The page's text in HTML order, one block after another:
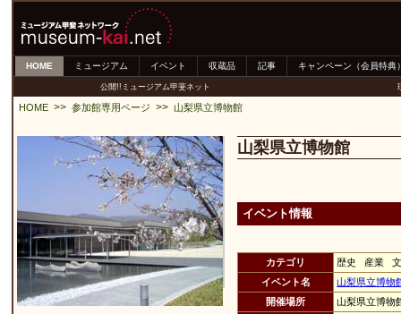
HOME ミュージアム イベント 収蔵品 記事 キャンペーン（会員特典
公開!!ミュージアム甲斐ネット
HOME >> 参加館専用ページ >> 山梨県立博物館
山梨県立博物館
イベント情報
カテゴリ
歴史 産業
イベント名
山梨県立博物
開催場所
山梨県立博物